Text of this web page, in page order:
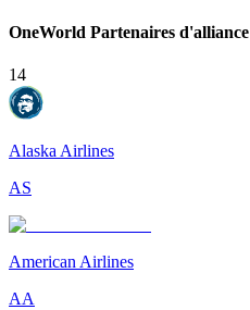
OneWorld Partenaires d'alliance
14
Alaska Airlines
AS
American Airlines
AA